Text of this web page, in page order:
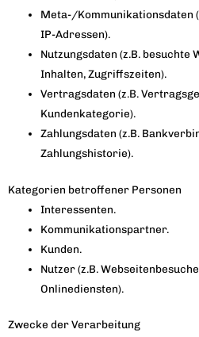
Meta-/Kommunikationsdaten
IP-Adressen).
Nutzungsdaten (z.B. besuchte
Inhalten, Zugriffszeiten).
Vertragsdaten (z.B.
Kundenkategorie).
Zahlungsdaten (z.B.
Zahlungshistorie).
Kategorien betroffener Personen
Interessenten.
Kommunikationspartner.
Kunden.
Nutzer (z.B.
Onlinediensten).
Zwecke der Verarbeitung